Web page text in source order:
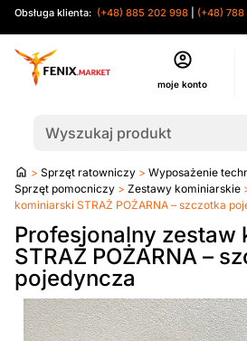
Obsługa klienta: (+48) 885 202 998 (+48)
moje konto
Strona
główna
> Sprzęt ratowniczy > Wyposażenie
Sprzęt pomocniczy > Zestawy kominiarskie
kominiarski STRAŻ POŻARNA – szczotka
Profesjonalny zestaw
STRAŻ POŻARNA –
pojedyncza